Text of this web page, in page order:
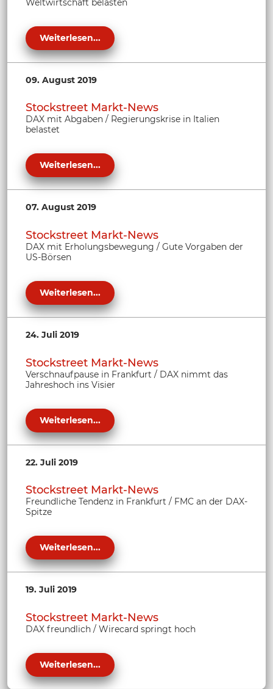
Weiterlesen...
09. August 2019
Stockstreet Markt-News
DAX mit Abgaben / Regierungskrise in Italien
belastet
Weiterlesen...
07. August 2019
Stockstreet Markt-News
DAX mit Erholungsbewegung / Gute Vorgaben der
US-Börsen
Weiterlesen...
24. Juli 2019
Stockstreet Markt-News
Verschnaufpause in Frankfurt / DAX nimmt das
Jahreshoch ins Visier
Weiterlesen...
22. Juli 2019
Stockstreet Markt-News
Freundliche Tendenz in Frankfurt / FMC an der DAX-
Spitze
Weiterlesen...
19. Juli 2019
Stockstreet Markt-News
DAX freundlich / Wirecard springt hoch
Weiterlesen...